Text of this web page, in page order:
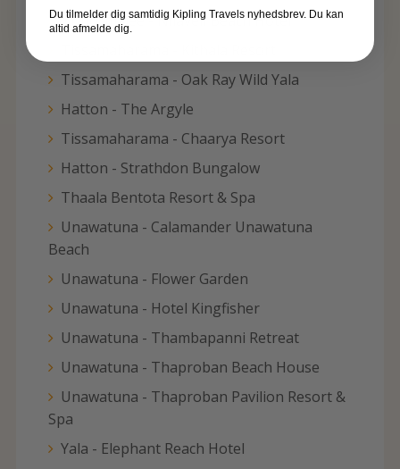
Trincomalee - Nilaveli Beach Hotel
Tissamaharama - Oak Ray Wild Yala
Hatton - The Argyle
Tissamaharama - Chaarya Resort
Hatton - Strathdon Bungalow
Thaala Bentota Resort & Spa
Unawatuna - Calamander Unawatuna
Beach
Unawatuna - Flower Garden
Unawatuna - Hotel Kingfisher
Unawatuna - Thambapanni Retreat
Unawatuna - Thaproban Beach House
Unawatuna - Thaproban Pavilion Resort &
Spa
Yala - Elephant Reach Hotel
Du tilmelder dig samtidig Kipling Travels nyhedsbrev. Du kan
altid afmelde dig.